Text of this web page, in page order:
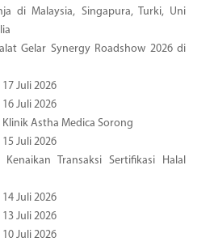
di Malaysia, Singapura, Turki, Uni
Gelar Synergy Roadshow 2026 di
Juli 2026
Juli 2026
Astha Medica Sorong
Juli 2026
Transaksi Sertifikasi Halal
Juli 2026
Juli 2026
Juli 2026